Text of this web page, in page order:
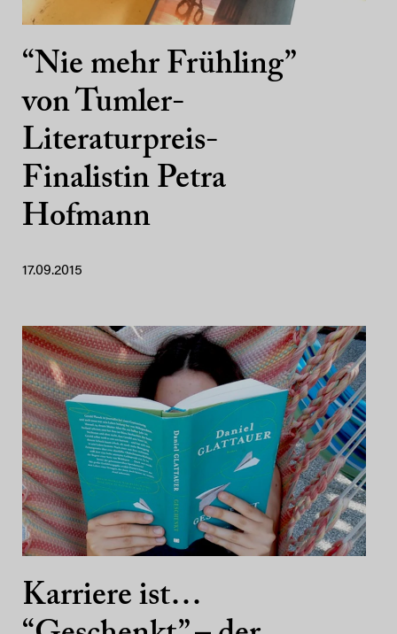
“Nie mehr Frühling”
von Tumler-
Literaturpreis-
Finalistin Petra
Hofmann
17.09.2015
Karriere ist…